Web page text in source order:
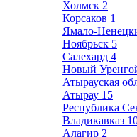
Холмск 2
Корсаков 1
Ямало-
Ноябрьск 5
Салехард 4
Новый
Атырауская
Атырау 15
Республика
Владикавказ
Алагир 2